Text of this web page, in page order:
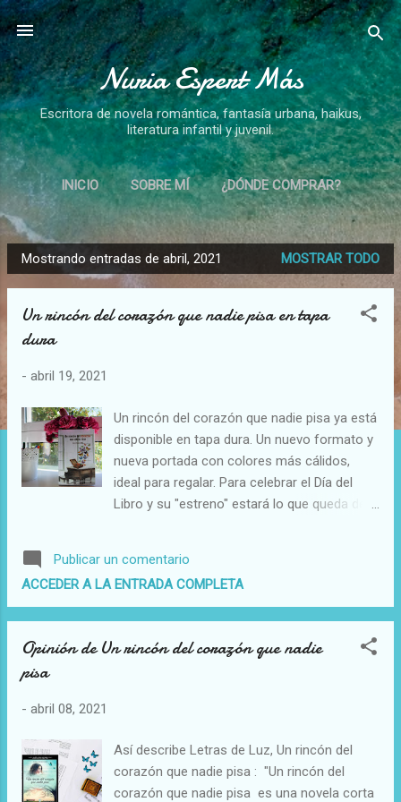
Ir al contenido principal
Nuria Espert Más
Escritora de novela romántica, fantasía urbana, haikus,
literatura infantil y juvenil.
INICIO SOBRE MÍ ¿DÓNDE COMPRAR?
NOVELAS CUENTOS HAIKUS MÁS…
CÓMO AMAR
E
n
Mostrando entradas de abril, 2021 MOSTRAR TODO
Un rincón del corazón que nadie pisa en tapa
dura
- abril 19, 2021
Un rincón del corazón que nadie pisa ya está
disponible en tapa dura. Un nuevo formato y
nueva portada con colores más cálidos,
ideal para regalar. Para celebrar el Día del
Libro y su "estreno" estará lo que queda de
de amor en un sentido amplio, no solo
romántico. La narración no está dividida en
capítulos. La historia surge a partir de
lectura es ligera, de apariencia sencilla,
reinventarnos, porque en la vida un mal paso
no debe impedirte levantarte y seguir
Publicar un comentario
ACCEDER A LA ENTRADA COMPLETA
Opinión de Un rincón del corazón que nadie
pisa
- abril 08, 2021
Así describe Letras de Luz, Un rincón del
corazón que nadie pisa : "Un rincón del
corazón que nadie pisa es una novela corta